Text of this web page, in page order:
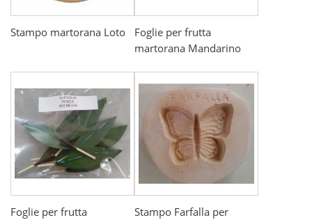
Stampo martorana Loto
Foglie per frutta
martorana Mandarino
Foglie per frutta
Stampo Farfalla per